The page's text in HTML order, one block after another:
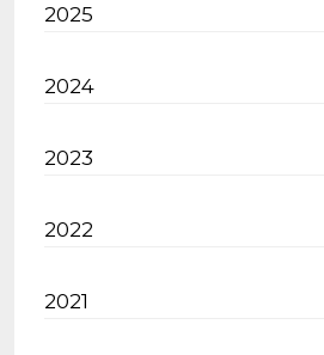
2025
2024
2023
2022
2021